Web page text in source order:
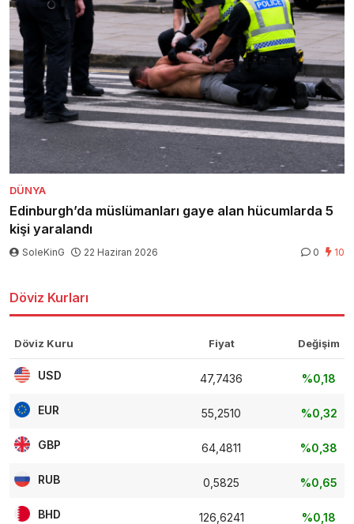
DÜNYA
Edinburgh’da müslümanları gaye alan hücumlarda 5
kişi yaralandı
SoleKinG 22 Haziran 2026 0 10
Döviz Kurları
Döviz Kuru Fiyat Değişim
USD 47,7436 %0,18
EUR 55,2510 %0,32
GBP 64,4811 %0,38
RUB 0,5825 %0,65
BHD 126,6241 %0,18